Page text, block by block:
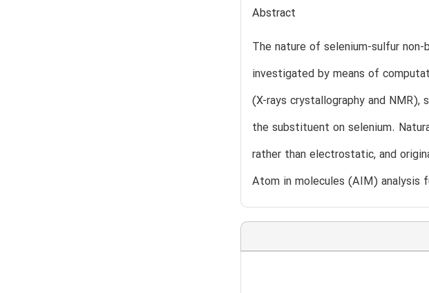
Abstract
The nature of selenium-sulfur
investigated by means of
(X-rays crystallography and
the substituent on selenium.
rather than electrostatic, and
Atom in molecules (AIM) analysis